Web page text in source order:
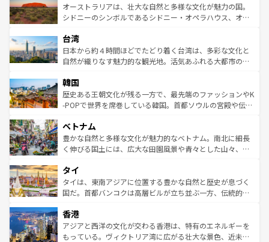
文化が魅力。旅行者はアメリカの各地域で異なる魅力を楽
しみながら、その多様性と豊かな歴史を感じることができ
ならではの贅沢な旅のスタイルだ。 なお、新着のアメリカ
情報はコンテンツ一覧を参照してほしい。
島だが、静かな自然を求めるならマウイ島やカウアイ島が
おすすめ。エメラルドグリーンに輝く海をはじめ、豊かな
れるおもてなしの心で訪れる人々を迎えてくれるハワイの
人々、おいしいローカルフードやハワイアンミュージッ
ク、伝統的なフラダンスなど、すべてがハワイの魅力を彩
ワイを、存分に味わってほしい。 なお、新着のハワイ情報
はコンテンツ一覧を参照してほしい。
オーストラリアは、壮大な自然と多様な文化が魅力の国。
シドニーのシンボルであるシドニー・オペラハウス、オー
リアリーフや大陸中央部にそびえるウルル（エアーズロッ
ク）、タスマニアの美しい原生林やケアンズの熱帯雨林な
ど、見どころがたくさん。また、カフェやワイン、オージ
いる。アクティビティも充実しており、サーフィンやダイ
ビング、ハイキングなど、アウトドア好きにはたまらな
い。オーストラリアの多彩な魅力を存分に味わいつくそ
参照してほしい。
台湾
日本から約４時間ほどでたどり着く台湾は、多彩な文化と
自然が織りなす魅力的な観光地。活気あふれる大都市の台
ン）、静ひつな山岳地帯である台湾東部など、都市の喧騒
と山間の静けさが共存しており、訪れる人に新しい発見と
驚きをもたらしてくれる。また、奥深い台湾の食文化も魅
容にもいいと評判のスイーツなど、バラエティ豊かな料理
が味わえる。 なお、新着の台湾情報は コンテンツ一覧を参
照してほしい。
韓国
歴史ある王朝文化が残る一方で、最先端のファッションやK
-POPで世界を席巻している韓国。首都ソウルの宮殿や伝統
き、地方に足を延ばせば四季折々の自然美を楽しむことが
できる。そして、キムチや焼肉、絶品のストリートフード
まで、さまざまな韓国料理が待っている。夜には、韓国な
リティに包まれながら、韓国の多彩な魅力を心ゆくまで味
わってみてほしい。 なお、新着の韓国情報はコンテンツ一
覧を参照してほしい。
ベトナム
豊かな自然と多様な文化が魅力的なベトナム。南北に細長
く伸びる国土には、広大な田園風景や青々とした山々、世
急速な発展と共に伝統が息づく。ハノイの古い町並みやホ
ーチミン市のフランス統治時代の建物も、独特の雰囲気を
醸し出している。また、バラエティの豊かさとおいしさで
とつ。フォーやバインミー、ベトナムコーヒーなどは、ぜ
ひ現地で味わいたい。どの地域を訪れてもあたたかい人々
が旅行者を迎えてくれるので、きっと忘れられない旅にな
タイ
タイは、東南アジアに位置する豊かな自然と歴史が息づく
国だ。首都バンコクは高層ビルが立ち並ぶ一方、伝統的な
の活気が交差している。北部ではチェンマイなどの山岳地
帯で自然と触れ合い、南部ではプーケットやクラビの美し
いビーチでリゾート気分を楽しむことができる。タイ料理
香港
アジアと西洋の文化が交わる香港は、特有のエネルギーを
もっている。ヴィクトリア湾に広がる壮大な景色、近未来